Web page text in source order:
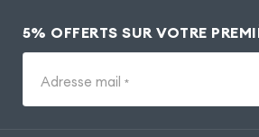
5% OFFERTS SUR VOTRE
Adresse mail *